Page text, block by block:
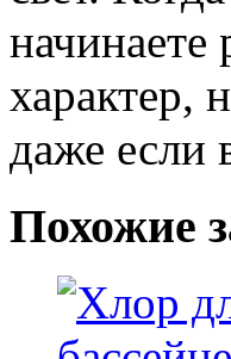
начинаете
характер,
даже если
Похожие